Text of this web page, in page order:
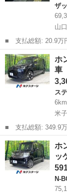
ザ
山
■ 支払総額: 20.9万円 ■ 車両本体価格： 198,000 円 ■ メーカー
名： ホンダ ■ 車
ディション 車検Ｒ
ン ＣＤ ■ ...
山口 山口市
ホ
車
ス
6km
米
■ 支払総額: 349.9万円 ■ 車両本体価格： 3,362,000 円 ■ メーカ
ー名： ホンダ ■
アー 登録済未使用
ナーセン...
鳥取 米子市
ホ
ッ
N-